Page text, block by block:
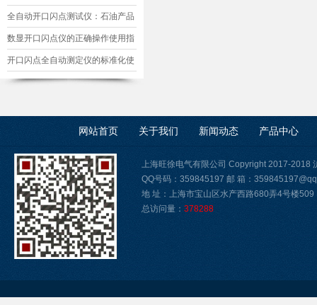
故障的对应解决妙招
全自动开口闪点测试仪：石油产品
安全检测的智能解决方案
数显开口闪点仪的正确操作使用指
南
开口闪点全自动测定仪的标准化使
用流程分享
网站首页 关于我们 新闻动态 产品中心
上海旺徐电气有限公司 Copyright 2017-2018
QQ号码：359845197 邮 箱：
地 址：上海市宝山区水产西路680弄4号楼509
总访问量： 378288